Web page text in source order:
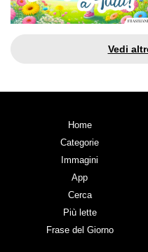
Vedi
Home
Categorie
Immagini
App
Cerca
Più lette
Frase del Giorno